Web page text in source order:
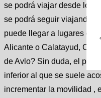
se podrá viajar desde los
se podrá seguir viajando
puede llegar a lugares
Alicante o Calatayud,
de Avlo? Sin duda, el
inferior al que se suele
incrementar la movilidad ,